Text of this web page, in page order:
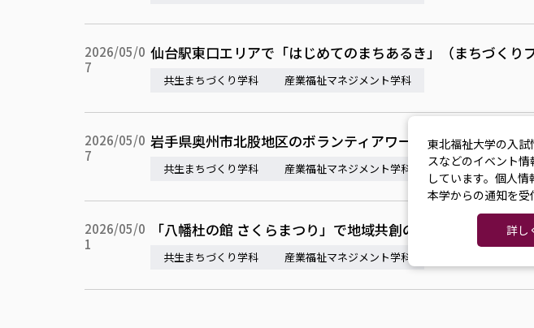
2026/05/0
7
仙台駅東口エリアで「はじめてのまちあるき」（まちづくり
共生まちづくり学科 産業福祉マネジメント学科
2026/05/0
7
岩手県奥州市北股地区のボランティアワークキャンプ（VWC
共生まちづくり学科 産業福祉マネジメント学科
2026/05/0
1
「八幡杜の館 さくらまつり」で地域共創のフィールドワーク
共生まちづくり学科 産業福祉マネジメント学科
東北福祉大学の入
スなどのイベント
しています。個人
本学からの通知を受
詳し